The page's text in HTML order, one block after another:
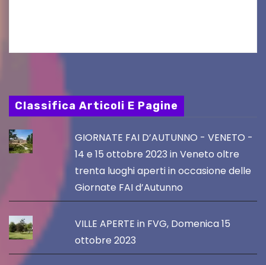
Classifica Articoli E Pagine
GIORNATE FAI D’AUTUNNO - VENETO -
14 e 15 ottobre 2023 in Veneto oltre
trenta luoghi aperti in occasione delle
Giornate FAI d’Autunno
VILLE APERTE in FVG, Domenica 15
ottobre 2023